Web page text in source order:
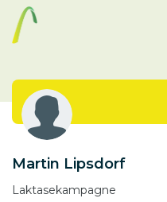
Martin Lipsdorf
Laktasekampagne